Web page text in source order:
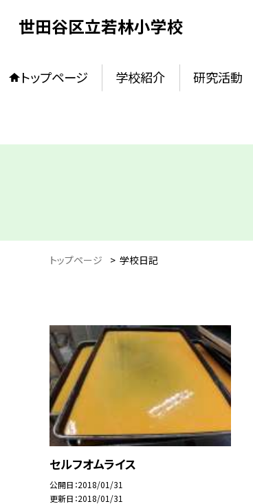
世田谷区立若林小学校
トップページ 学校紹介 研究活動
トップページ > 学校日記
セルフオムライス
公開日 2018/01/31
更新日 2018/01/31